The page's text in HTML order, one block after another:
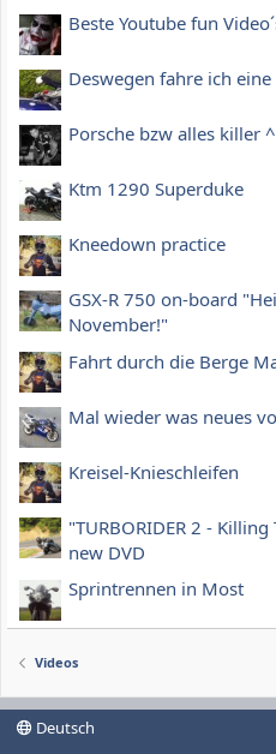
Beste Youtube fun
Deswegen fahre ich
Porsche bzw alles killer
Ktm 1290 Superduke
Kneedown practice
GSX-R 750 on-board
November!"
Fahrt durch die Berge
Mal wieder was neues
Kreisel-Knieschleifen
"TURBORIDER 2 -
new DVD
Sprintrennen in Most
Videos
Deutsch